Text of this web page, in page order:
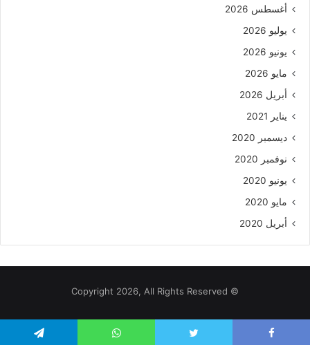
أغسطس 2026
يوليو 2026
يونيو 2026
مايو 2026
أبريل 2026
يناير 2021
ديسمبر 2020
نوفمبر 2020
يونيو 2020
مايو 2020
أبريل 2020
© Copyright 2026, All Rights Reserved